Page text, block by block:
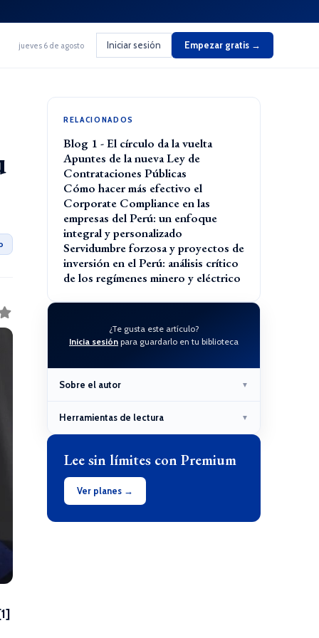
jueves 6 de agosto Iniciar sesión Empezar gratis →
RELACIONADOS
Blog 1 - El círculo da la vuelta
Apuntes de la nueva Ley de
Contrataciones Públicas
Cómo hacer más efectivo el
Corporate Compliance en las
empresas del Perú: un enfoque
integral y personalizado
Servidumbre forzosa y proyectos de
inversión en el Perú: análisis crítico
de los regímenes minero y eléctrico
¿Te gusta este artículo?
Inicia sesión para guardarlo en tu biblioteca
Sobre el autor ▼
Herramientas de lectura ▼
Lee sin límites con Premium
Ver planes →